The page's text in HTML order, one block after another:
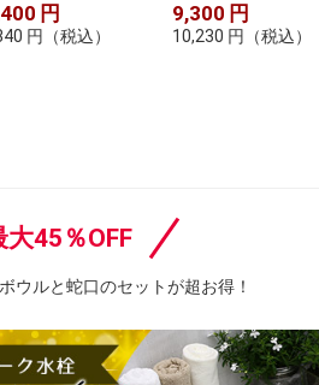
円
円 （税込）
9,300 円
10,230 円 （税込）
大45％OFF
ウルと蛇口のセットが超お得！